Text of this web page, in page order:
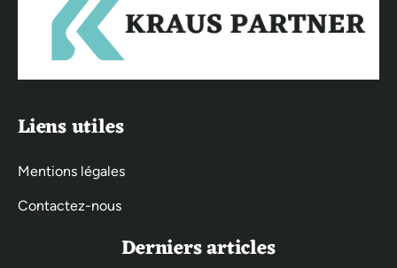
Liens utiles
Mentions légales
Contactez-nous
Derniers articles